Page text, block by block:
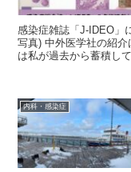
感染症雑誌「J-IDEO」
写真) 中外医学社の紹介はこちら。 アマゾンの紹介はこちら。 本書
は私が過去から蓄積し
内科・感染症